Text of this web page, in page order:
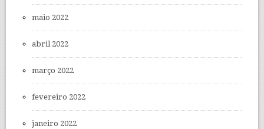
maio 2022
abril 2022
março 2022
fevereiro 2022
janeiro 2022